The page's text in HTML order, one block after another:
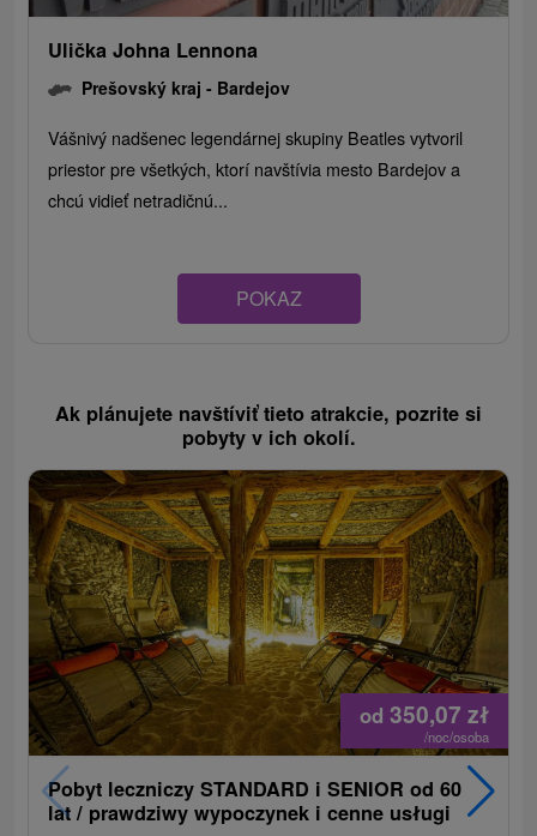
Ulička Johna Lennona
Prešovský kraj - Bardejov
Vášnivý nadšenec legendárnej skupiny Beatles vytvoril
priestor pre všetkých, ktorí navštívia mesto Bardejov a
chcú vidieť netradičnú...
POKAZ
Ak plánujete navštíviť tieto atrakcie, pozrite si
pobyty v ich okolí.
od 350,07zł
/noc/osoba
Pobyt leczniczy STANDARD i SENIOR od 60
lat / prawdziwy wypoczynek i cenne usługi